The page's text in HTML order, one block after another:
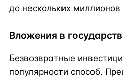
до нескольких
Вложения в
Безвозвратные
популярности способ.